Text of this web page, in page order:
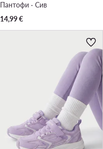
Пантофи · Сив
14,99€